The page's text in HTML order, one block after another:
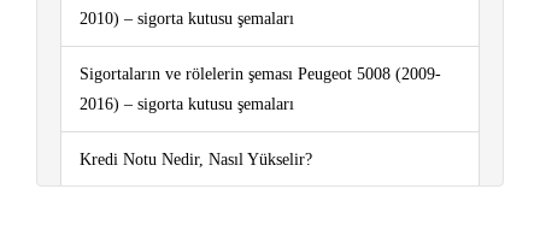
2010) – sigorta kutusu şemaları
Sigortaların ve rölelerin şeması Peugeot 5008 (2009-
2016) – sigorta kutusu şemaları
Kredi Notu Nedir, Nasıl Yükselir?